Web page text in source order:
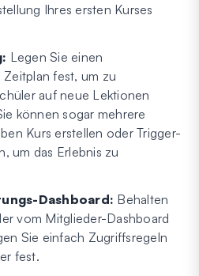
Ihres ersten Kurses
Legen Sie einen
fest, um zu
auf neue Lektionen
können sogar mehrere
Kurs erstellen oder Trigger-
um das Erlebnis zu
Dashboard: Behalten
vom Mitglieder-Dashboard
Sie einfach Zugriffsregeln
fest.